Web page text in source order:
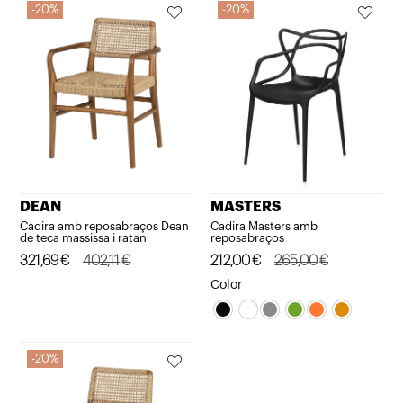
20%
DEAN
Cadira amb reposabraços Dean
de teca massissa i ratan
402,11€
El
402,11€.
321,69€
El
321,69€.
20%
MASTERS
Cadira Masters amb
reposabraços
265,00€
El
preu
original
212,00€
El
preu
actual
Color
20%